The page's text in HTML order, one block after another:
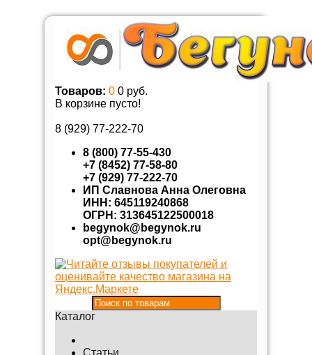
Товаров: 0 0 руб.
В корзине пусто!
8 (929) 77-222-70
8 (800) 77-55-430
+7 (8452) 77-58-80
+7 (929) 77-222-70
ИП Славнова Анна Олеговна
ИНН: 645119240868
ОГРН: 313645122500018
begynok@begynok.ru
opt@begynok.ru
Каталог
Статьи